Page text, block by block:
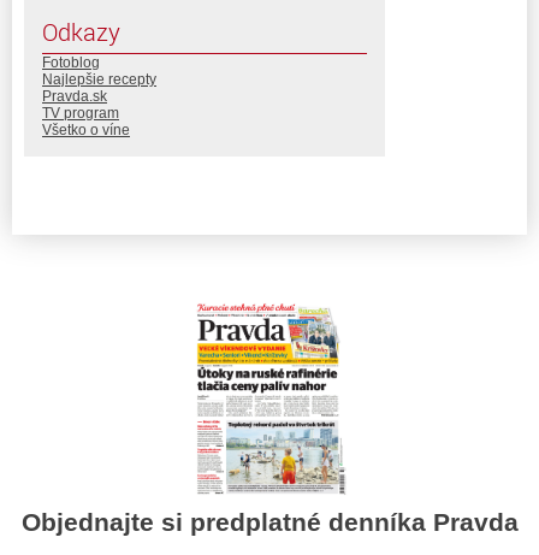
Odkazy
Fotoblog
Najlepšie recepty
Pravda.sk
TV program
Všetko o víne
Objednajte si predplatné denníka Pravda